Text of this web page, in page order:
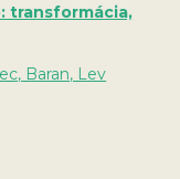
transformácia,
Baran, Lev